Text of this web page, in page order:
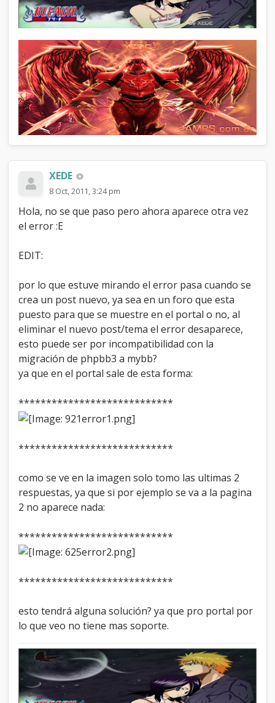
XEDE
8 Oct, 2011, 3:24 pm
Hola, no se que paso pero ahora aparece otra vez
el error :E
EDIT:
por lo que estuve mirando el error pasa cuando se
crea un post nuevo, ya sea en un foro que esta
puesto para que se muestre en el portal o no, al
eliminar el nuevo post/tema el error desaparece,
esto puede ser por incompatibilidad con la
migración de phpbb3 a mybb?
ya que en el portal sale de esta forma:
****************************
****************************
como se ve en la imagen solo tomo las ultimas 2
respuestas, ya que si por ejemplo se va a la pagina
2 no aparece nada:
****************************
****************************
esto tendrá alguna solución? ya que pro portal por
lo que veo no tiene mas soporte.